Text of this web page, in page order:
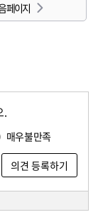
페이지
.
매우불만족